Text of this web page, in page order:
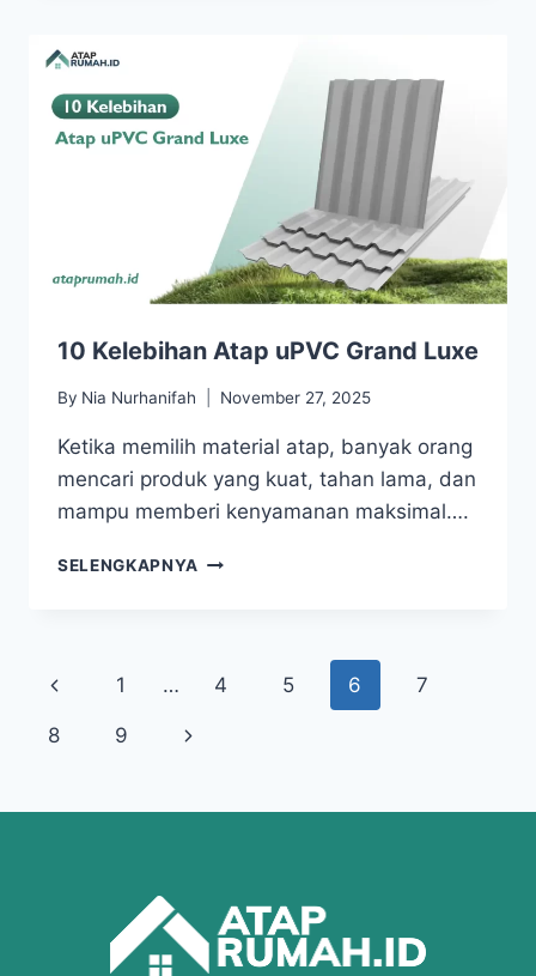
10 Kelebihan Atap uPVC Grand Luxe
By Nia Nurhanifah November 27, 2025
Ketika memilih material atap, banyak orang
mencari produk yang kuat, tahan lama, dan
mampu memberi kenyamanan maksimal….
SELENGKAPNYA
1 … 4 5 6 7
8 9